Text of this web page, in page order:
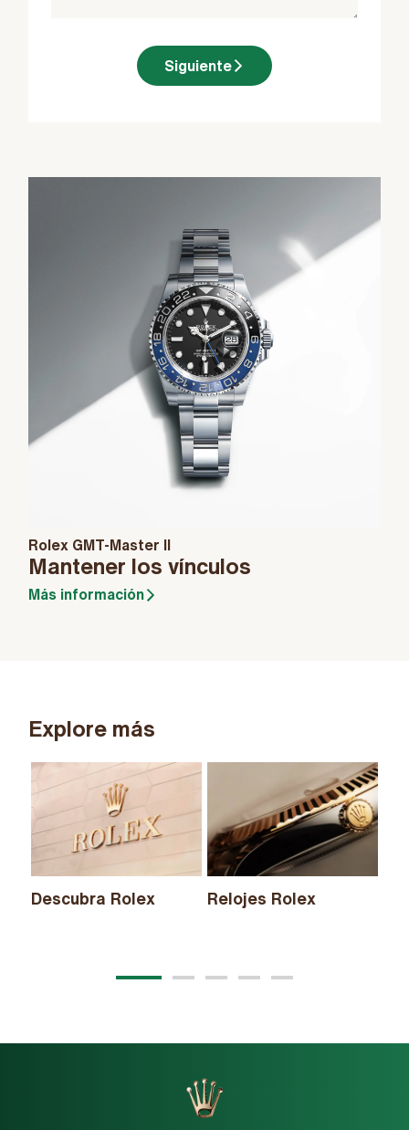
Siguiente
Rolex GMT-Master II
Mantener los vínculos
Más información
Explore más
Descubra Rolex Relojes Rolex